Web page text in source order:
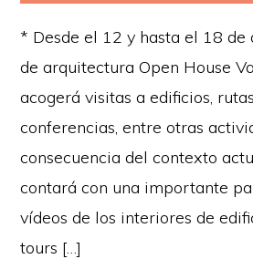
* Desde el 12 y hasta el 18 de
de arquitectura Open House
acogerá visitas a edificios,
conferencias, entre otras
consecuencia del contexto
contará con una importante
vídeos de los interiores de
tours […]